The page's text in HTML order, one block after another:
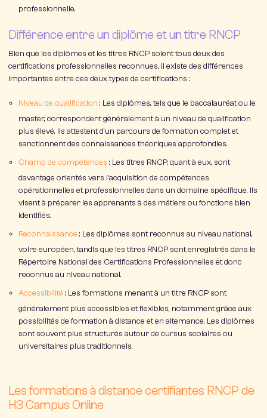
professionnelle.
Différence entre un diplôme et un titre RNCP
Bien que les diplômes et les titres RNCP soient tous deux des
certifications professionnelles reconnues, il existe des différences
importantes entre ces deux types de certifications :
Niveau de qualification : Les diplômes, tels que le baccalauréat ou le
master, correspondent généralement à un niveau de qualification
plus élevé. Ils attestent d’un parcours de formation complet et
sanctionnent des connaissances théoriques approfondies.
Champ de compétences : Les titres RNCP, quant à eux, sont
davantage orientés vers l’acquisition de compétences
opérationnelles et professionnelles dans un domaine spécifique. Ils
visent à préparer les apprenants à des métiers ou fonctions bien
identifiés.
Reconnaissance : Les diplômes sont reconnus au niveau national,
voire européen, tandis que les titres RNCP sont enregistrés dans le
Répertoire National des Certifications Professionnelles et donc
reconnus au niveau national.
Accessibilité : Les formations menant à un titre RNCP sont
généralement plus accessibles et flexibles, notamment grâce aux
possibilités de formation à distance et en alternance. Les diplômes
sont souvent plus structurés autour de cursus scolaires ou
universitaires plus traditionnels.
Les formations à distance certifiantes RNCP de
H3 Campus Online